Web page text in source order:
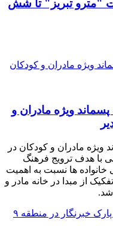
برق ۱۳۲ کیلوولت "مترو تبریز" تا شش
ویژه مادران و
ویژه مادران و کودکان در
با هدف ترویج فرهنگ
ها نسبت به اهمیت
از مبدا در خانه مادر و
شد.